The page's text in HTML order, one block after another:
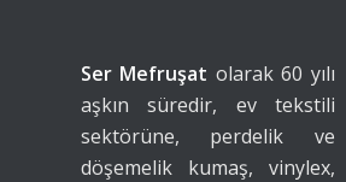
Ser Mefruşat olarak 60 yılı
aşkın süredir, ev tekstili
sektörüne, perdelik ve
döşemelik kumaş, vinylex,